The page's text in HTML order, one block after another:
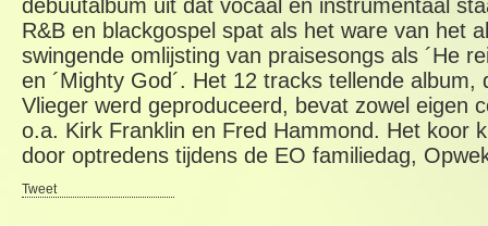
debuutalbum uit dat vocaal en instrumentaal
R&B en blackgospel spat als het ware van het
swingende omlijsting van praisesongs als ´He
en ´Mighty God´. Het 12 tracks tellende
Vlieger werd geproduceerd, bevat zowel eigen
o.a. Kirk Franklin en Fred Hammond. Het koor
door optredens tijdens de EO familiedag,
Tweet